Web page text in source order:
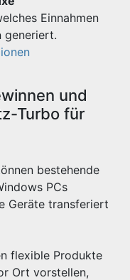
Einnahmen
generiert.
und
Turbo für
bestehende
PCs
Geräte transferiert
flexible Produkte
Ort vorstellen,